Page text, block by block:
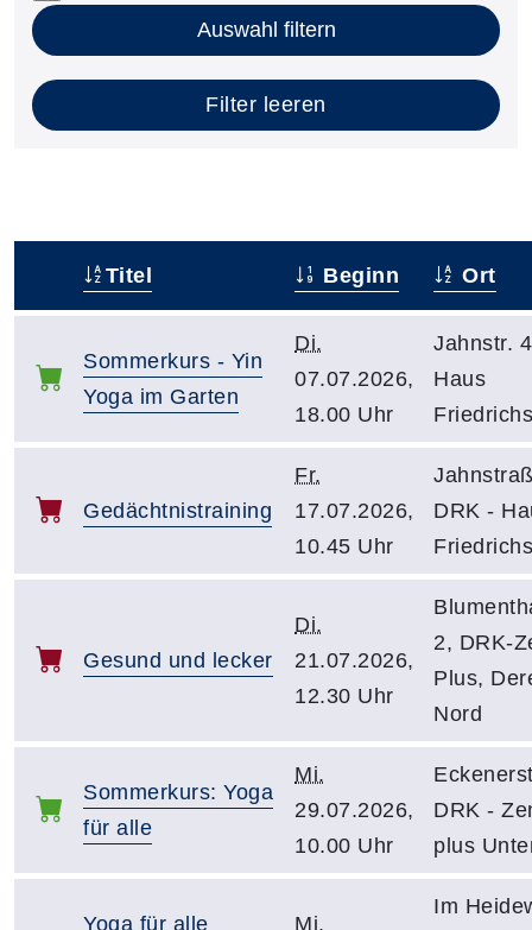
Auswahl filtern
Filter leeren
Titel Beginn Ort
Sommerkurs - Yin
Yoga im Garten
Di.
07.07.2026,
18.00 Uhr
Jahnstr.
Haus
Gedächtnistraining
Fr.
17.07.2026,
10.45 Uhr
DRK -
Gesund und lecker
Di.
21.07.2026,
12.30 Uhr
2, DRK-
Plus,
Nord
Sommerkurs: Yoga
für alle
Mi.
29.07.2026,
10.00 Uhr
DRK -
plus
Yoga für alle
Mi.
Im